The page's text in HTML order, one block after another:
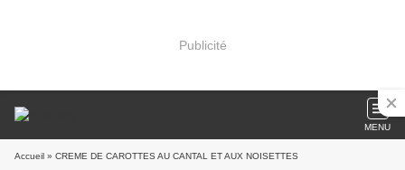
Publicité
MENU
Accueil » CREME DE CAROTTES AU CANTAL ET AUX NOISETTES